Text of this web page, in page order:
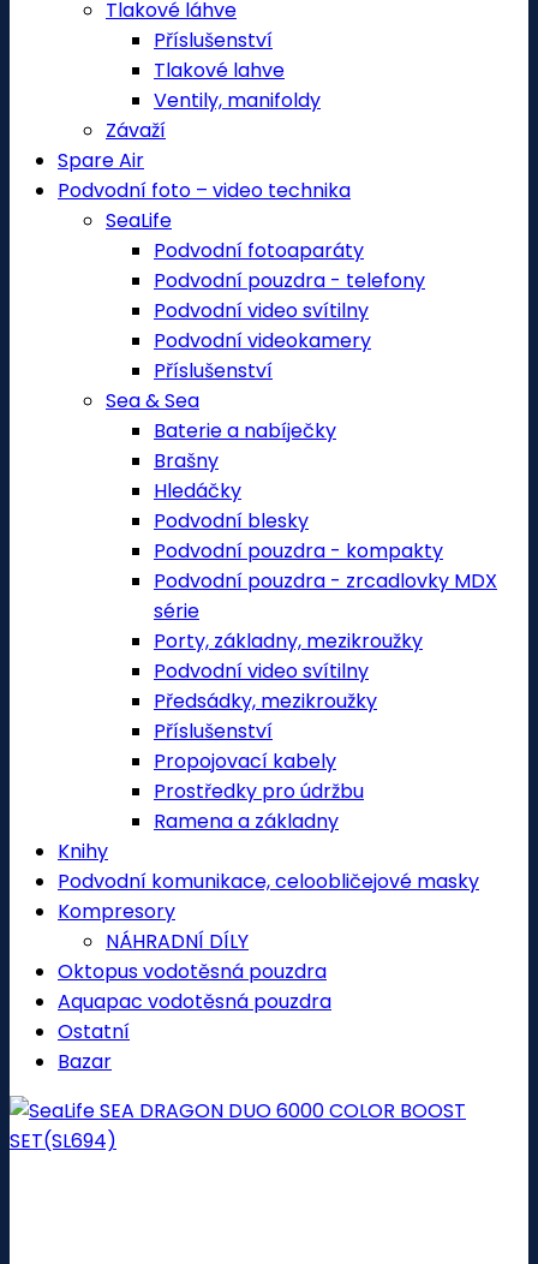
Tlakové láhve
Příslušenství
Tlakové lahve
Ventily, manifoldy
Závaží
Spare Air
Podvodní foto – video technika
SeaLife
Podvodní fotoaparáty
Podvodní pouzdra - telefony
Podvodní video svítilny
Podvodní videokamery
Příslušenství
Sea & Sea
Baterie a nabíječky
Brašny
Hledáčky
Podvodní blesky
Podvodní pouzdra - kompakty
Podvodní pouzdra - zrcadlovky MDX
série
Porty, základny, mezikroužky
Podvodní video svítilny
Předsádky, mezikroužky
Příslušenství
Propojovací kabely
Prostředky pro údržbu
Ramena a základny
Knihy
Podvodní komunikace, celoobličejové masky
Kompresory
NÁHRADNÍ DÍLY
Oktopus vodotěsná pouzdra
Aquapac vodotěsná pouzdra
Ostatní
Bazar